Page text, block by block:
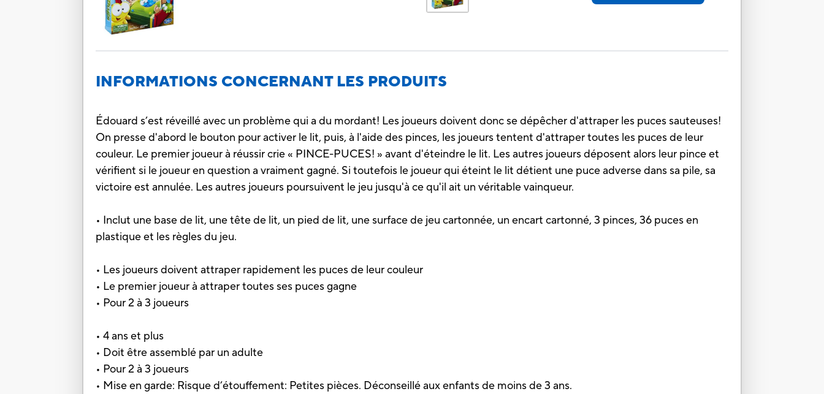
INFORMATIONS CONCERNANT LES PRODUITS
Édouard s’est réveillé avec un problème qui a du mordant! Les joueurs doivent donc se dépêcher d'attraper les puces sauteuses!
On presse d'abord le bouton pour activer le lit, puis, à l'aide des pinces, les joueurs tentent d'attraper toutes les puces de leur
couleur. Le premier joueur à réussir crie « PINCE-PUCES! » avant d'éteindre le lit. Les autres joueurs déposent alors leur pince et
vérifient si le joueur en question a vraiment gagné. Si toutefois le joueur qui éteint le lit détient une puce adverse dans sa pile, sa
victoire est annulée. Les autres joueurs poursuivent le jeu jusqu'à ce qu'il ait un véritable vainqueur.
• Inclut une base de lit, une tête de lit, un pied de lit, une surface de jeu cartonnée, un encart cartonné, 3 pinces, 36 puces en
plastique et les règles du jeu.
• Les joueurs doivent attraper rapidement les puces de leur couleur
• Le premier joueur à attraper toutes ses puces gagne
• Pour 2 à 3 joueurs
• 4 ans et plus
• Doit être assemblé par un adulte
• Pour 2 à 3 joueurs
• Mise en garde: Risque d’étouffement: Petites pièces. Déconseillé aux enfants de moins de 3 ans.